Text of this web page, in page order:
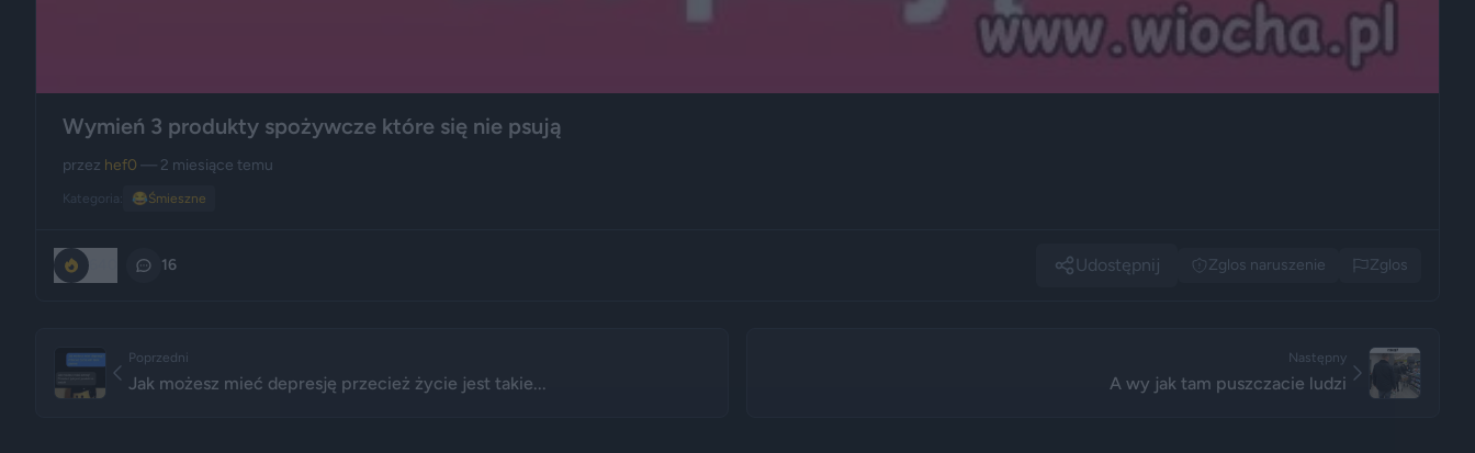
Wymień 3 produkty spożywcze które się nie psują
przez hef0 — 2 miesiące temu
Kategoria: 😂Śmieszne
16 Udostępnij Zglos naruszenie Zglos
Poprzedni
Jak możesz mieć depresję przecież życie jest takie...
Następny
A wy jak tam puszczacie ludzi